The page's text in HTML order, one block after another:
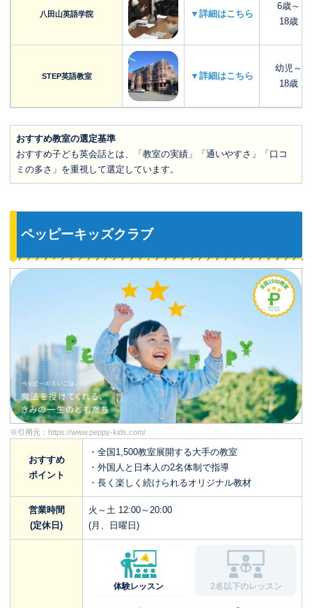
八田山英語学院 ▼詳細はこちら
6歳～
18歳
STEP英語教室 ▼詳細はこちら
幼児～
18歳
おすすめ教室の選定基準
おすすめ子ども英会話とは、「教室の実績」「通いやすさ」「口コ
ミの多さ」を重視して選定しています。
ペッピーキッズクラブ
※引用元： https://www.peppy-kids.com/
おすすめ
ポイント
・全国1,500教室展開する大手の教室
・外国人と日本人の2名体制で指導
・長く楽しく続けられるオリジナル教材
営業時間
(定休日)
火～土 12:00～20:00
(月、日曜日)
体験レッスン 2名以下のレッスン